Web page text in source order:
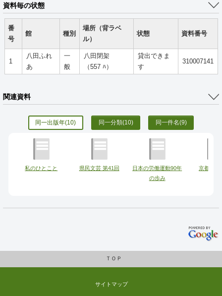
資料毎の状態
番
号
館 種別
場所（背ラベ
ル）
状態 資料番号
1
八田ふれ
あ
一
般
八田閉架
（557 ﾊ）
貸出できま
す
310007141
関連資料
同一出版年(10) 同一分類(10) 同一件名(9)
私のひとこと 県民文芸 第41回
日本の労働運動90年
の歩み
京都府の
ＴＯＰ
サイトマップ